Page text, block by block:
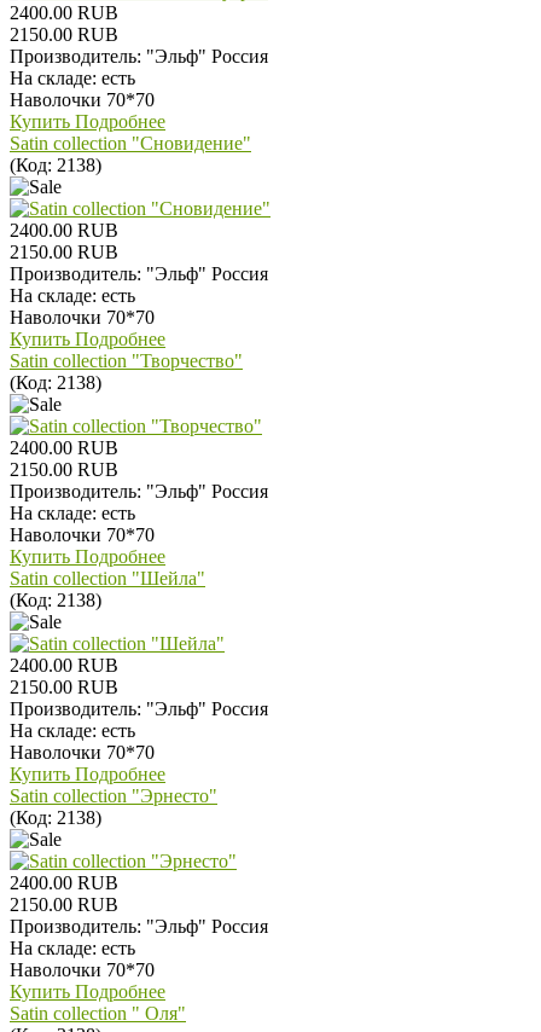
2400.00 RUB
2150.00 RUB
Производитель: "Эльф" Россия
На складе: есть
Наволочки 70*70
Купить Подробнее
Satin collection "Сновидение"
(Код: 2138)
2400.00 RUB
2150.00 RUB
Производитель: "Эльф" Россия
На складе: есть
Наволочки 70*70
Купить Подробнее
Satin collection "Творчество"
(Код: 2138)
2400.00 RUB
2150.00 RUB
Производитель: "Эльф" Россия
На складе: есть
Наволочки 70*70
Купить Подробнее
Satin collection "Шейла"
(Код: 2138)
2400.00 RUB
2150.00 RUB
Производитель: "Эльф" Россия
На складе: есть
Наволочки 70*70
Купить Подробнее
Satin collection "Эрнесто"
(Код: 2138)
2400.00 RUB
2150.00 RUB
Производитель: "Эльф" Россия
На складе: есть
Наволочки 70*70
Купить Подробнее
Satin collection " Оля"